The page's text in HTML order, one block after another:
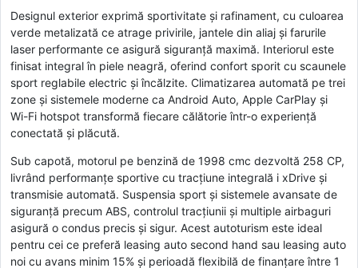
Designul exterior exprimă sportivitate și rafinament, cu culoarea
verde metalizată ce atrage privirile, jantele din aliaj și farurile
laser performante ce asigură siguranță maximă. Interiorul este
finisat integral în piele neagră, oferind confort sporit cu scaunele
sport reglabile electric și încălzite. Climatizarea automată pe trei
zone și sistemele moderne ca Android Auto, Apple CarPlay și
Wi-Fi hotspot transformă fiecare călătorie într-o experiență
conectată și plăcută.
Sub capotă, motorul pe benzină de 1998 cmc dezvoltă 258 CP,
livrând performanțe sportive cu tracțiune integrală i xDrive și
transmisie automată. Suspensia sport și sistemele avansate de
siguranță precum ABS, controlul tracțiunii și multiple airbaguri
asigură o condus precis și sigur. Acest autoturism este ideal
pentru cei ce preferă leasing auto second hand sau leasing auto
noi cu avans minim 15% și perioadă flexibilă de finanțare între 1